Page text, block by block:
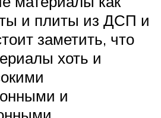
и плиты из ДСП и
заметить, что
хоть и
и